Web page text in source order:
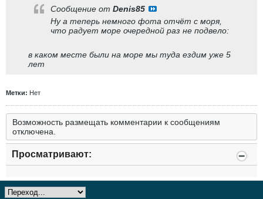
Сообщение от Denis85
Ну а теперь немного фота отчёт с моря,
что радует море очередной раз не подвело:
в каком месте были на море мы туда ездим уже 5
лет
Метки: Нет
Возможность размещать комментарии к сообщениям
отключена.
Просматривают: